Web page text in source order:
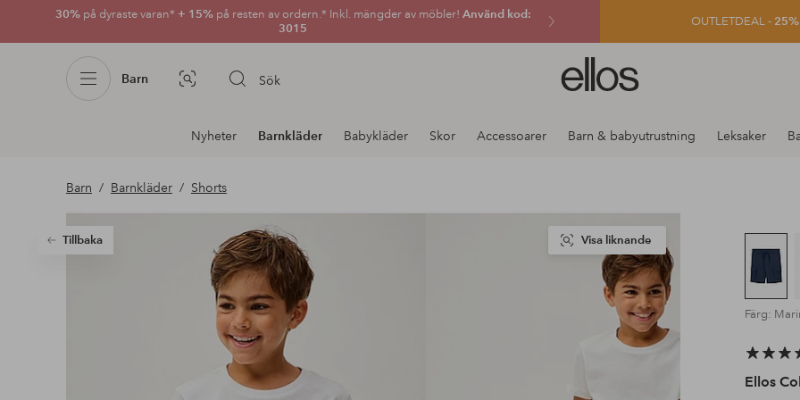
30% på dyraste varan* + 15% på resten av ordern.* Inkl. mängder av möbler! Använd kod:
3015
OUTLETDEAL -
Barn Bildsök Sök
Ellos
logotyp
gå
navigation
Nyheter Barnkläder Babykläder Skor Accessoarer Barn & babyutrustning Leksaker
Barn Barnkläder Shorts
Tillbaka Visa liknande
Färg:
Ellos